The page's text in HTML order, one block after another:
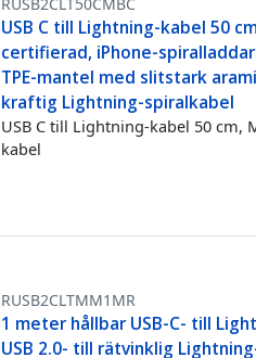
USB C till Lightning-kabel 50
certifierad, iPhone-
TPE-mantel med slitstark
kraftig Lightning-spiralkabel
USB C till Lightning-kabel 50 cm,
kabel
RUSB2CLTMM1MR
1 meter hållbar USB-C- till
USB 2.0- till rätvinklig